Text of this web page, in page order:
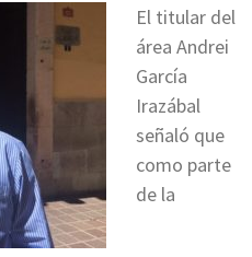
El titular del
área Andrei
García
Irazábal
señaló que
como parte
de la